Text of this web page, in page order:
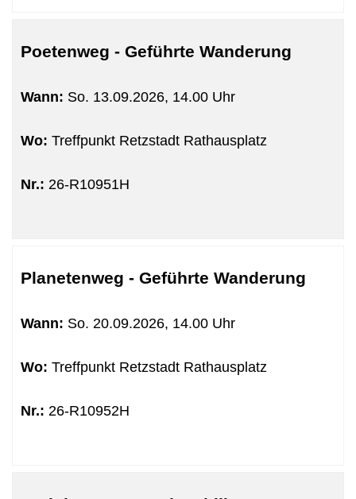
Poetenweg - Geführte Wanderung
Wann: So. 13.09.2026, 14.00 Uhr
Wo: Treffpunkt Retzstadt Rathausplatz
Nr.: 26-R10951H
Planetenweg - Geführte Wanderung
Wann: So. 20.09.2026, 14.00 Uhr
Wo: Treffpunkt Retzstadt Rathausplatz
Nr.: 26-R10952H